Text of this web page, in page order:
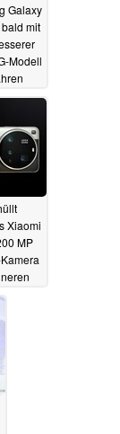
Galaxy
mit
Modell
Xiaomi
MP